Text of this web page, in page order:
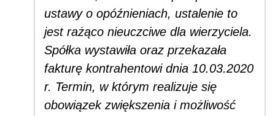
ustawy o opóźnieniach, ustalenie to
jest rażąco nieuczciwe dla wierzyciela.
Spółka wystawiła oraz przekazała
fakturę kontrahentowi dnia 10.03.2020
r. Termin, w którym realizuje się
obowiązek zwiększenia i możliwość